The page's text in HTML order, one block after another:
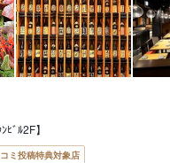
ﾞﾙ2F】
ミ投稿特典対象店